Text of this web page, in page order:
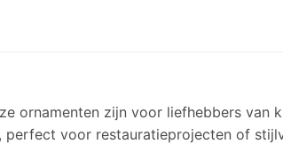
ornamenten zijn voor liefhebbers van
perfect voor restauratieprojecten of